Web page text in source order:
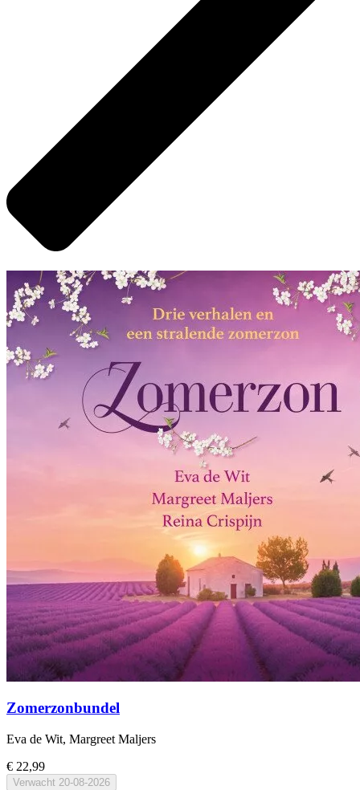
Zomerzonbundel
Eva de Wit, Margreet Maljers
€ 22,99
Verwacht 20-08-2026